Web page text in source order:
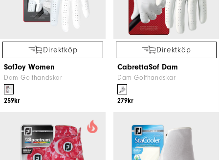
Direktköp
SofJoy Women
Dam Golfhandskar
259kr
Direktköp
CabrettaSof Dam
Dam Golfhandskar
279kr